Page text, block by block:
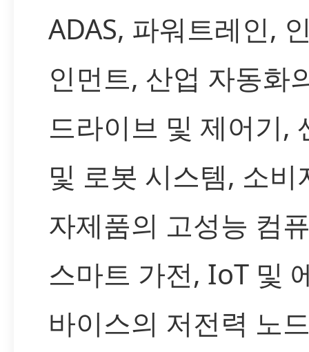
ADAS, 파워트레인,
인먼트, 산업 자동화
드라이브 및 제어기,
및 로봇 시스템, 소비
자제품의 고성능 컴
스마트 가전, IoT 및
바이스의 저전력 노